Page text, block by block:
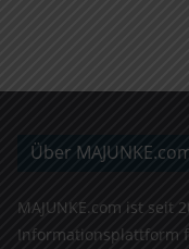
Über
MAJUNKE.com ist seit
Informationsplattform